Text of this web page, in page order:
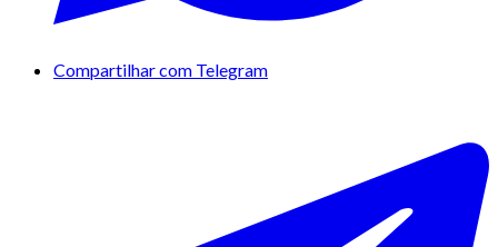
Compartilhar com Telegram